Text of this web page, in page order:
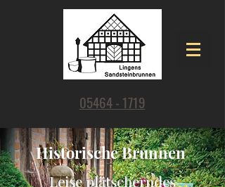
05464 - 1719
Historische Brunnen
Leise plätscherndes